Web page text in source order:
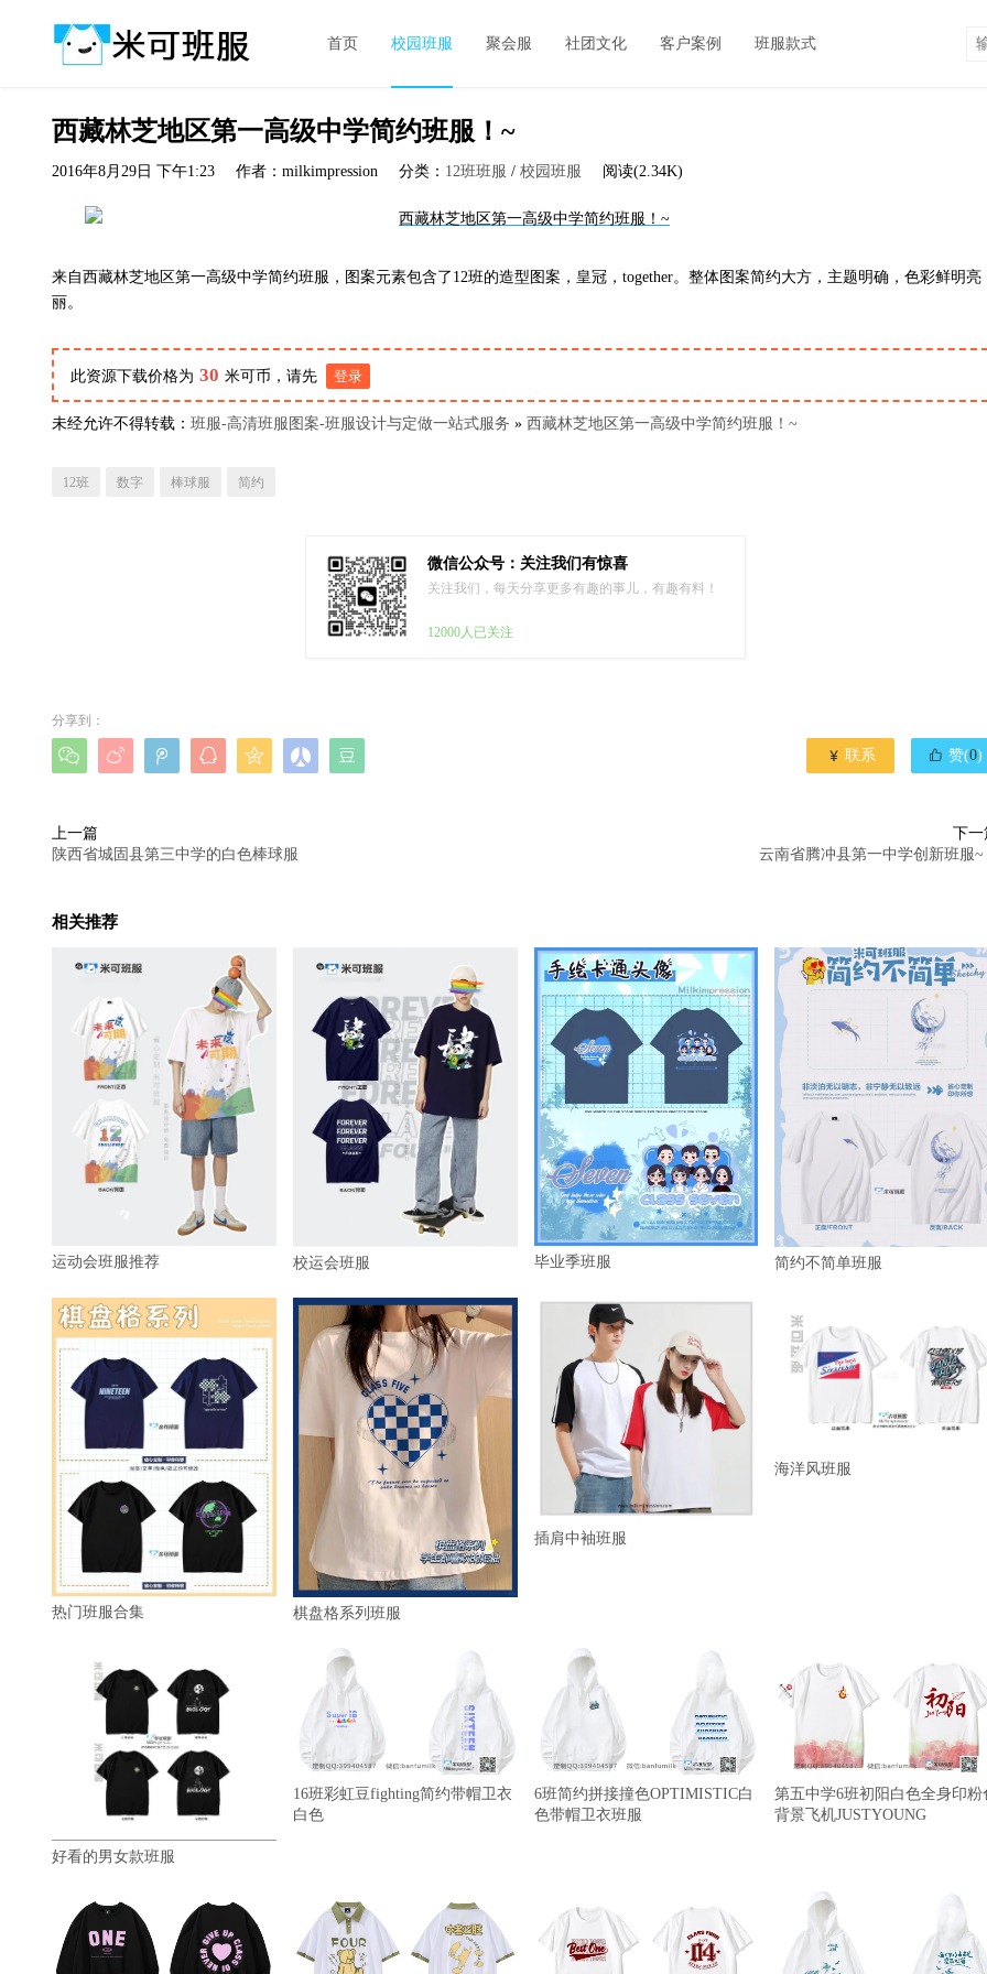
首页 校园班服 聚会服 社团文化 客户案例 班服款式
西藏林芝地区第一高级中学简约班服！~
2016年8月29日 下午1:23 作者：milkimpression 分类： 12班班服 / 校园班服 阅读(2.34K)
来自西藏林芝地区第一高级中学简约班服，图案元素包含了12班的造型图案，皇冠，together。整体图案简约大方，主题明确，色彩鲜明亮
丽。
此资源下载价格为 30 米可币，请先 登录
未经允许不得转载： 班服-高清班服图案-班服设计与定做一站式服务 » 西藏林芝地区第一高级中学简约班服！~
12班 数字 棒球服 简约
微信公众号：关注我们有惊喜
关注我们，每天分享更多有趣的事儿，有趣有料！
12000人已关注
分享到：
        赞(0)
 联系
上一篇
陕西省城固县第三中学的白色棒球服
下一
云南省腾冲县第一中学创新班服~
相关推荐
运动会班服推荐 校运会班服 毕业季班服 简约不简单班服
热门班服合集 棋盘格系列班服
插肩中袖班服
海洋风班服
好看的男女款班服
16班彩虹豆fighting简约带帽卫衣
白色
6班简约拼接撞色OPTIMISTIC白
色带帽卫衣班服
第五中学6班初阳白色全身印粉
背景飞机JUSTYOUNG